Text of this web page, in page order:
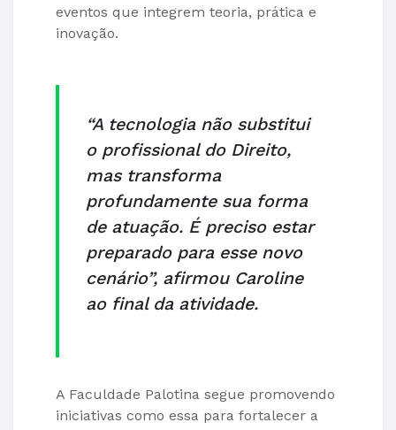
eventos que integrem teoria, prática e
inovação.
“A tecnologia não substitui
o profissional do Direito,
mas transforma
profundamente sua forma
de atuação. É preciso estar
preparado para esse novo
cenário”, afirmou Caroline
ao final da atividade.
A Faculdade Palotina segue promovendo
iniciativas como essa para fortalecer a